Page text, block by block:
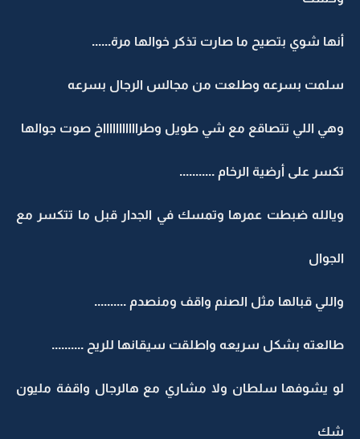
أنها شوي بتصيح ما صارت تذكر خوالها مرة......
سلمت بسرعه وطلعت من مجالس الرجال بسرعه
وهي اللي تتصاقع مع شي طويل وطراااااااااااخ صوت جوالها
تكسر على أرضية الرخام ...........
ويالله ضبطت عمرها وتمسك في الجدار قبل ما تتكسر مع
الجوال
واللي قبالها مثل الصنم واقف ومنصدم ..........
طالعته بشكل سريعه واطلقت سيقانها للريح ..........
لو يشوفها سلطان ولا مشاري مع هالرجال واقفة مليون
شك